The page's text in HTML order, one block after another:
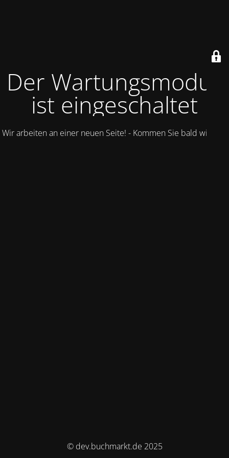
Der Wartungsmodus
ist eingeschaltet
Wir arbeiten an einer neuen Seite! - Kommen Sie bald wieder.
© dev.buchmarkt.de 2025